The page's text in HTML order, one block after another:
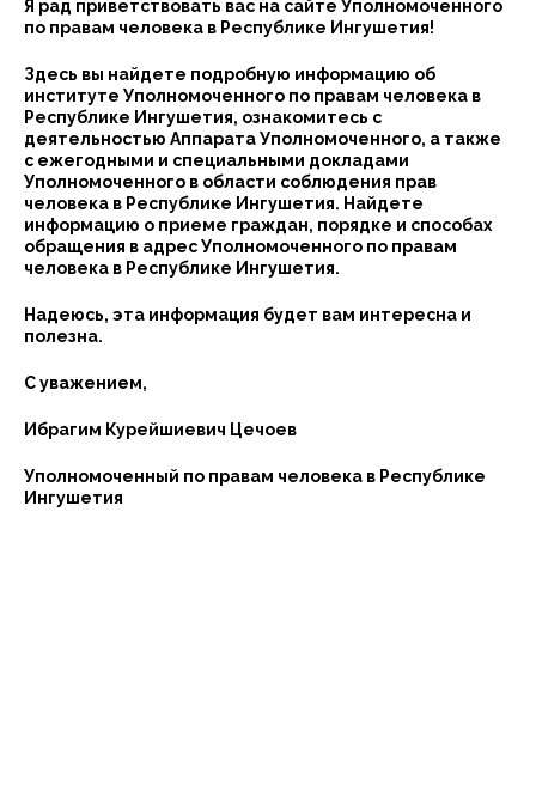
Я рад приветствовать вас на сайте Уполномоченного
по правам человека в Республике Ингушетия!
Здесь вы найдете подробную информацию об
институте Уполномоченного по правам человека в
Республике Ингушетия, ознакомитесь с
деятельностью Аппарата Уполномоченного, а также
с ежегодными и специальными докладами
Уполномоченного в области соблюдения прав
человека в Республике Ингушетия. Найдете
информацию о приеме граждан, порядке и способах
обращения в адрес Уполномоченного по правам
человека в Республике Ингушетия.
Надеюсь, эта информация будет вам интересна и
полезна.
С уважением,
Ибрагим Курейшиевич Цечоев
Уполномоченный по правам человека в Республике
Ингушетия